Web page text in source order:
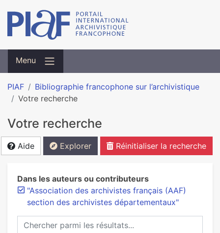
Menu
PIAF
Bibliographie francophone sur l’archivistique
Votre recherche
Votre recherche
Aide Explorer Réinitialiser la recherche
Dans les auteurs ou contributeurs
"Association des archivistes français (AAF)
section des archivistes départementaux"
Chercher parmi les résultats...